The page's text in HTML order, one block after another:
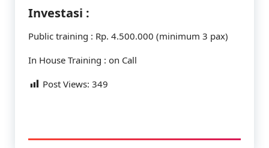
Investasi :
Public training : Rp. 4.500.000 (minimum 3 pax)
In House Training : on Call
Post Views: 349